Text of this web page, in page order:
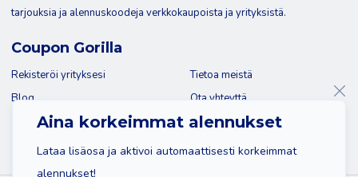
Aina korkeimmat alennukset
Lataa lisäosa ja aktivoi automaattisesti korkeimmat
alennukset!
tarjouksia ja alennuskoodeja verkkokaupoista ja yrityksistä.
Coupon Gorilla
Rekisteröi yrityksesi
Blog
Tietoa meistä
Ota yhteyttä